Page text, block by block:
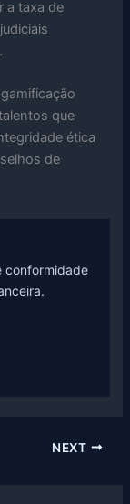
a taxa de
que
ética
de
conformidade
NEXT